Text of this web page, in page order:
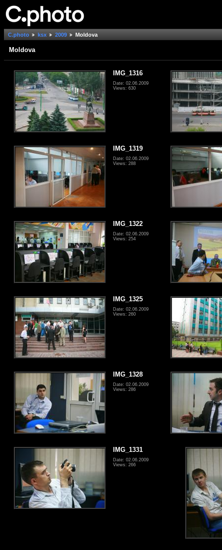
C.photo ksx 2009 Moldova
Moldova
IMG_1316
Date: 02.06.2009
Views: 630
IMG_1319
Date: 02.06.2009
Views: 288
IMG_1322
Date: 02.06.2009
Views: 254
IMG_1325
Date: 02.06.2009
Views: 260
IMG_1328
Date: 02.06.2009
Views: 286
IMG_1331
Date: 02.06.2009
Views: 266